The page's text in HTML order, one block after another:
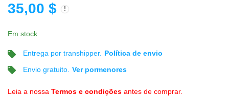
35,00 $
Em stock
Entrega por transhipper. Política de envio
Envio gratuito. Ver pormenores
Leia a nossa Termos e condições antes de comprar.